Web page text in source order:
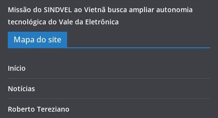
Missão do SINDVEL ao Vietnã busca ampliar autonomia
tecnológica do Vale da Eletrônica
Mapa do site
Início
Notícias
Roberto Tereziano